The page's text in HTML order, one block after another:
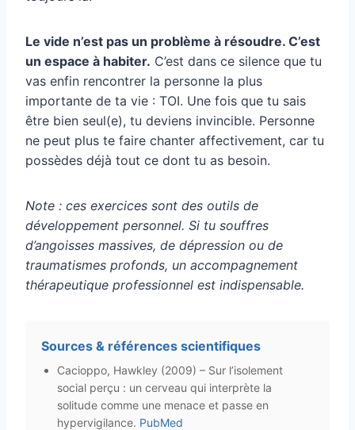
Le vide n’est pas un problème à résoudre. C’est
un espace à habiter. C’est dans ce silence que tu
vas enfin rencontrer la personne la plus
importante de ta vie : TOI. Une fois que tu sais
être bien seul(e), tu deviens invincible. Personne
ne peut plus te faire chanter affectivement, car tu
possèdes déjà tout ce dont tu as besoin.
Note : ces exercices sont des outils de
développement personnel. Si tu souffres
d’angoisses massives, de dépression ou de
traumatismes profonds, un accompagnement
thérapeutique professionnel est indispensable.
Sources & références scientifiques
Cacioppo, Hawkley (2009) – Sur l’isolement
social perçu : un cerveau qui interprète la
solitude comme une menace et passe en
hypervigilance. PubMed